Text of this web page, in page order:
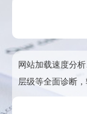
网站加载速度分
层级等全面诊断